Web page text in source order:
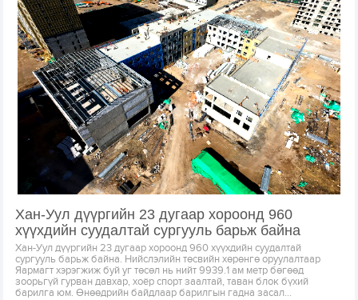
Хан-Уул дүүргийн 23 дугаар хороонд 960
хүүхдийн суудалтай сургууль барьж байна
Хан-Уул дүүргийн 23 дугаар хороонд 960 хүүхдийн суудалтай
сургууль барьж байна. Нийслэлийн төсвийн хөрөнгө оруулалтаар
Яармагт хэрэгжиж буй уг төсөл нь нийт 9939.1 ам метр бөгөөд
зоорьгүй гурван давхар, хоёр спорт заалтай, таван блок бүхий
барилга юм. Өнөөдрийн байдлаар барилгын гадна засал...